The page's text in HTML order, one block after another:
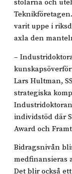
stolarna och
varit uppe i
axla den
–
Lars Hultman,
strategiska
individstöd där
Award och
Bidragsnivån
medfinansieras
Det blir också